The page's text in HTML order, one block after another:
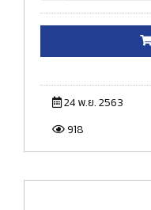
24 พ.ย. 2563
918